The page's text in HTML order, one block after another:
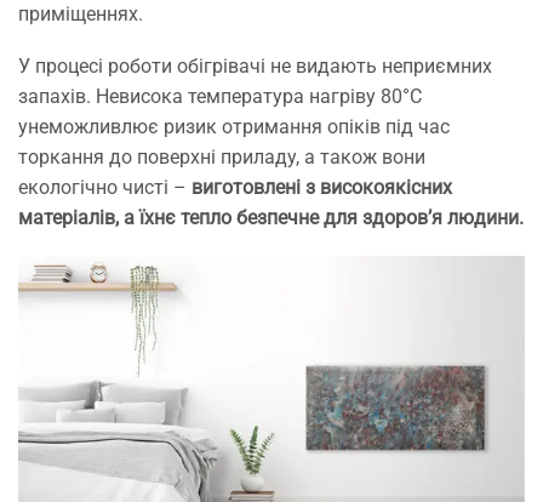
приміщеннях.
У процесі роботи обігрівачі не видають неприємних
запахів. Невисока температура нагріву 80°С
унеможливлює ризик отримання опіків під час
торкання до поверхні приладу, а також вони
екологічно чисті – виготовлені з високоякісних
матеріалів, а їхнє тепло безпечне для здоров’я людини.